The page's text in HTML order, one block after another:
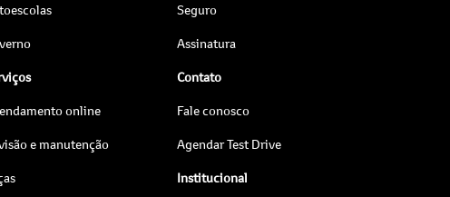
online
e manutenção
Seguro
Assinatura
Contato
Fale conosco
Agendar Test Drive
Institucional